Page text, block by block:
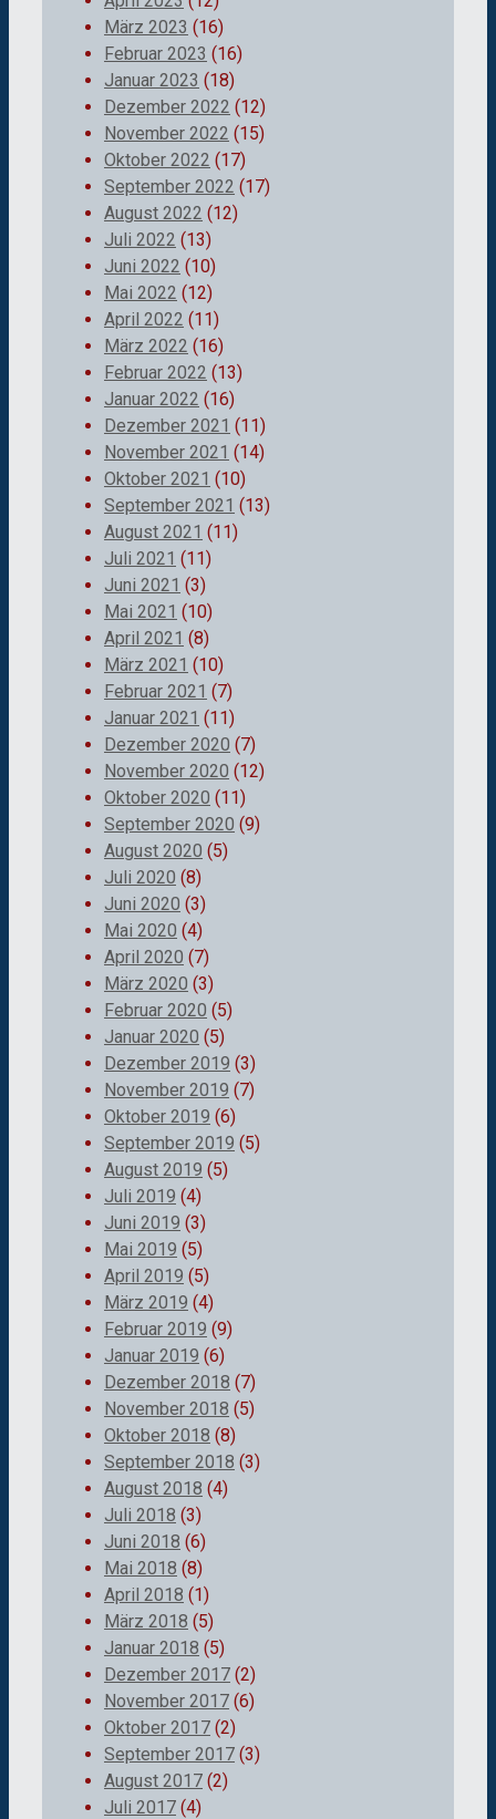
März 2023 (16)
Februar 2023 (16)
Januar 2023 (18)
Dezember 2022 (12)
November 2022 (15)
Oktober 2022 (17)
September 2022 (17)
August 2022 (12)
Juli 2022 (13)
Juni 2022 (10)
Mai 2022 (12)
April 2022 (11)
März 2022 (16)
Februar 2022 (13)
Januar 2022 (16)
Dezember 2021 (11)
November 2021 (14)
Oktober 2021 (10)
September 2021 (13)
August 2021 (11)
Juli 2021 (11)
Juni 2021 (3)
Mai 2021 (10)
April 2021 (8)
März 2021 (10)
Februar 2021 (7)
Januar 2021 (11)
Dezember 2020 (7)
November 2020 (12)
Oktober 2020 (11)
September 2020 (9)
August 2020 (5)
Juli 2020 (8)
Juni 2020 (3)
Mai 2020 (4)
April 2020 (7)
März 2020 (3)
Februar 2020 (5)
Januar 2020 (5)
Dezember 2019 (3)
November 2019 (7)
Oktober 2019 (6)
September 2019 (5)
August 2019 (5)
Juli 2019 (4)
Juni 2019 (3)
Mai 2019 (5)
April 2019 (5)
März 2019 (4)
Februar 2019 (9)
Januar 2019 (6)
Dezember 2018 (7)
November 2018 (5)
Oktober 2018 (8)
September 2018 (3)
August 2018 (4)
Juli 2018 (3)
Juni 2018 (6)
Mai 2018 (8)
April 2018 (1)
März 2018 (5)
Januar 2018 (5)
Dezember 2017 (2)
November 2017 (6)
Oktober 2017 (2)
September 2017 (3)
August 2017 (2)
Juli 2017 (4)